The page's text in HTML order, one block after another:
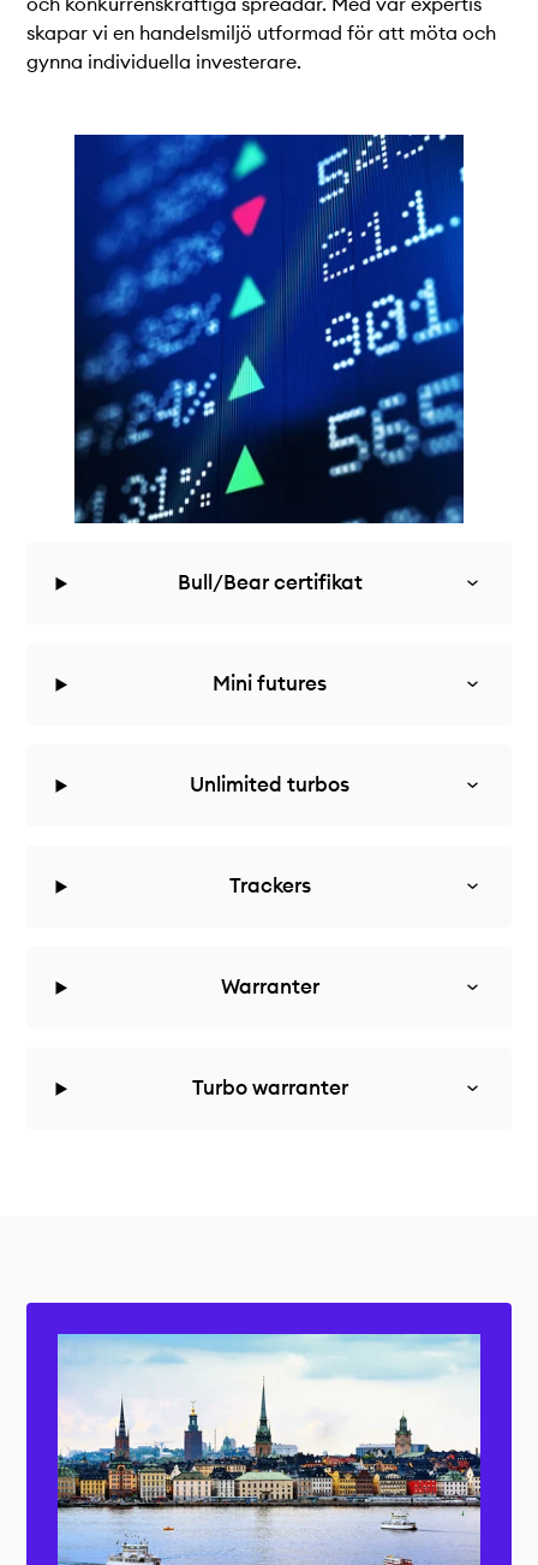
och konkurrenskraftiga spreadar. Med vår expertis
skapar vi en handelsmiljö utformad för att möta och
gynna individuella investerare.
Bull/Bear certifikat
Mini futures
Unlimited turbos
Trackers
Warranter
Turbo warranter